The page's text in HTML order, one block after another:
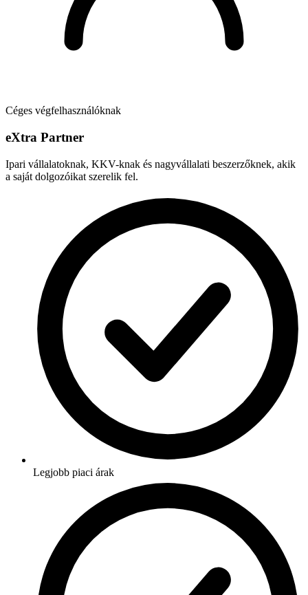
Céges végfelhasználóknak
eXtra Partner
Ipari vállalatoknak, KKV-knak és nagyvállalati beszerzőknek, akik
a saját dolgozóikat szerelik fel.
Legjobb piaci árak